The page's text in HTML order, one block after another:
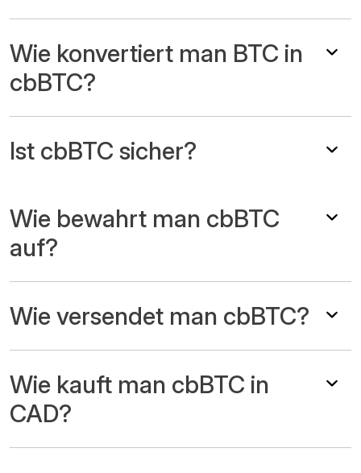
Wie konvertiert man BTC in
cbBTC?
Ist cbBTC sicher?
Wie bewahrt man cbBTC
auf?
Wie versendet man cbBTC?
Wie kauft man cbBTC in
CAD?